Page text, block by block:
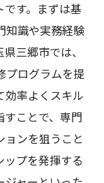
ャレンジ
備
バイス
コツ
魅力
す。まずは基
知識や実務経験
三郷市では、
プログラムを提
効率よくスキル
ことで、専門
ンを狙うこと
プを発揮する